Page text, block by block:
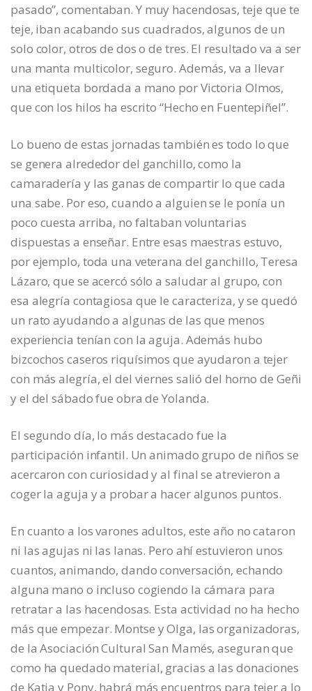
pasado”, comentaban. Y muy hacendosas, teje que te
teje, iban acabando sus cuadrados, algunos de un
solo color, otros de dos o de tres. El resultado va a ser
una manta multicolor, seguro. Además, va a llevar
una etiqueta bordada a mano por Victoria Olmos,
que con los hilos ha escrito “Hecho en Fuentepiñel”.
Lo bueno de estas jornadas también es todo lo que
se genera alrededor del ganchillo, como la
camaradería y las ganas de compartir lo que cada
una sabe. Por eso, cuando a alguien se le ponía un
poco cuesta arriba, no faltaban voluntarias
dispuestas a enseñar. Entre esas maestras estuvo,
por ejemplo, toda una veterana del ganchillo, Teresa
Lázaro, que se acercó sólo a saludar al grupo, con
esa alegría contagiosa que le caracteriza, y se quedó
un rato ayudando a algunas de las que menos
experiencia tenían con la aguja. Además hubo
bizcochos caseros riquísimos que ayudaron a tejer
con más alegría, el del viernes salió del horno de Geñi
y el del sábado fue obra de Yolanda.
El segundo día, lo más destacado fue la
participación infantil. Un animado grupo de niños se
acercaron con curiosidad y al final se atrevieron a
coger la aguja y a probar a hacer algunos puntos.
En cuanto a los varones adultos, este año no cataron
ni las agujas ni las lanas. Pero ahí estuvieron unos
cuantos, animando, dando conversación, echando
alguna mano o incluso cogiendo la cámara para
retratar a las hacendosas. Esta actividad no ha hecho
más que empezar. Montse y Olga, las organizadoras,
de la Asociación Cultural San Mamés, aseguran que
como ha quedado material, gracias a las donaciones
de Katia y Pony, habrá más encuentros para tejer a lo